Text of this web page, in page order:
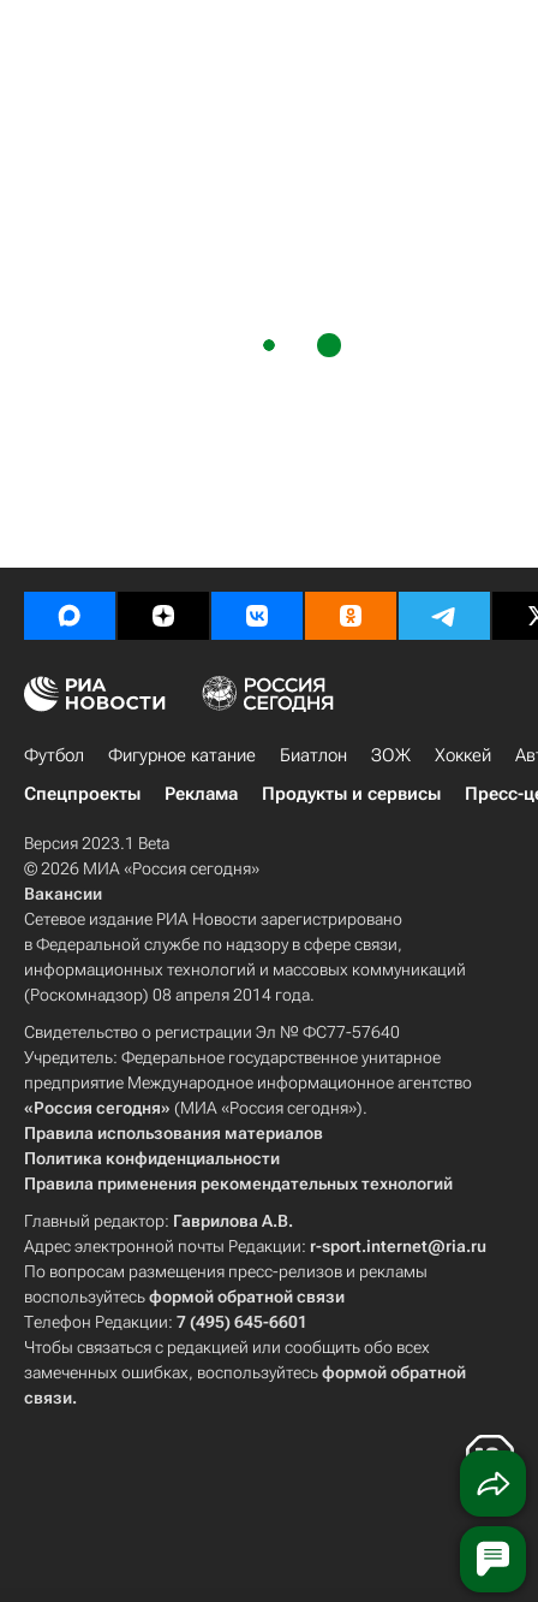
Футбол Фигурное катание Биатлон ЗОЖ Хоккей
Спецпроекты
Реклама Продукты и сервисы Пресс-
Версия 2023.1 Beta
© 2026 МИА «Россия сегодня»
Вакансии
Сетевое издание РИА Новости зарегистрировано
в Федеральной службе по надзору в сфере связи,
информационных технологий и массовых коммуникаций
(Роскомнадзор) 08 апреля 2014 года.
Свидетельство о регистрации Эл № ФС77-57640
Учредитель: Федеральное государственное унитарное
предприятие Международное информационное агентство
«Россия сегодня» (МИА «Россия сегодня»).
Правила использования материалов
Политика конфиденциальности
Правила применения рекомендательных технологий
Главный редактор: Гаврилова А.В.
Адрес электронной почты Редакции: r-sport.internet@ria.ru
По вопросам размещения пресс-релизов и рекламы
воспользуйтесьформой обратной связи
Телефон Редакции: 7 (495) 645-6601
Чтобы связаться с редакцией или сообщить обо всех
замеченных ошибках, воспользуйтесьформой обратной
связи.